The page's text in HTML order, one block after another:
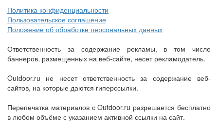
Политика конфиденциальности
Пользовательское соглашение
Положение об обработке персональных данных
Ответственность за содержание рекламы, в том числе
баннеров, размещенных на веб-сайте, несет рекламодатель.
Outdoor.ru не несет ответственность за содержание веб-
сайтов, на которые даются гиперссылки.
Перепечатка материалов с Outdoor.ru разрешается бесплатно
в любом объёме с указанием активной ссылки на сайт.